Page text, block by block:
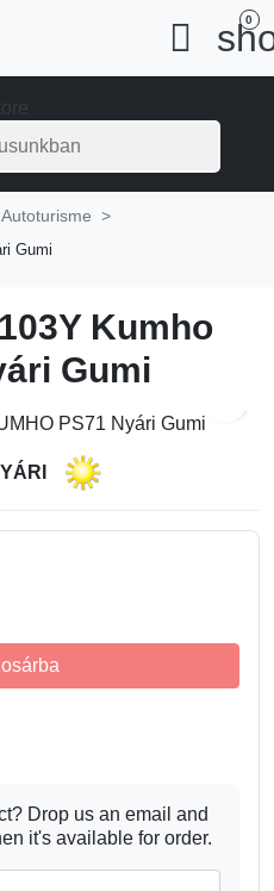
 0
Autoturisme
Gumi
Kumho
Gumi
Drop us an email and
it's available for order.